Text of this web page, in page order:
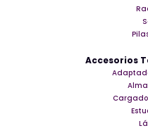
Accesorios